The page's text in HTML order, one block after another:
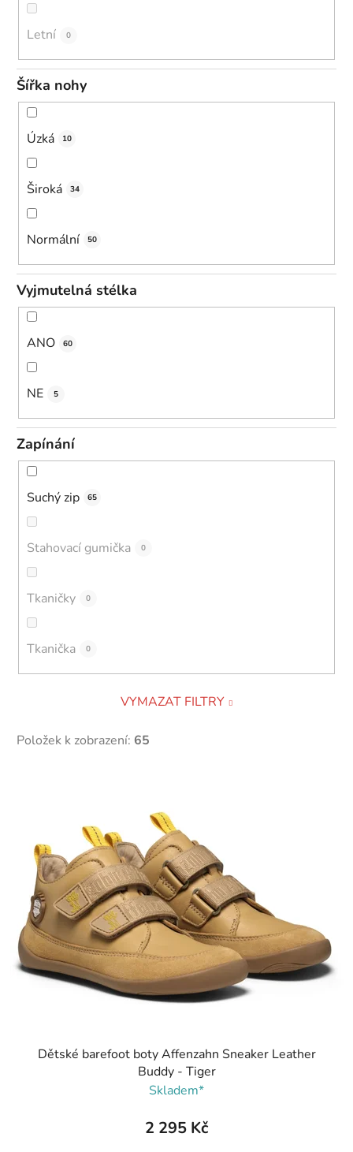
Letní 0
Šířka nohy
Úzká 10
Široká 34
Normální 50
Vyjmutelná stélka
ANO 60
NE 5
Zapínání
Suchý zip 65
Stahovací gumička 0
Tkaničky 0
Tkanička 0
VYMAZAT FILTRY
Položek k zobrazení: 65
d
u
Dětské barefoot boty Affenzahn Sneaker Leather
Buddy - Tiger
Skladem*
2 295 Kč